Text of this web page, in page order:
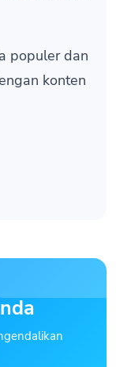
populer dan
konten